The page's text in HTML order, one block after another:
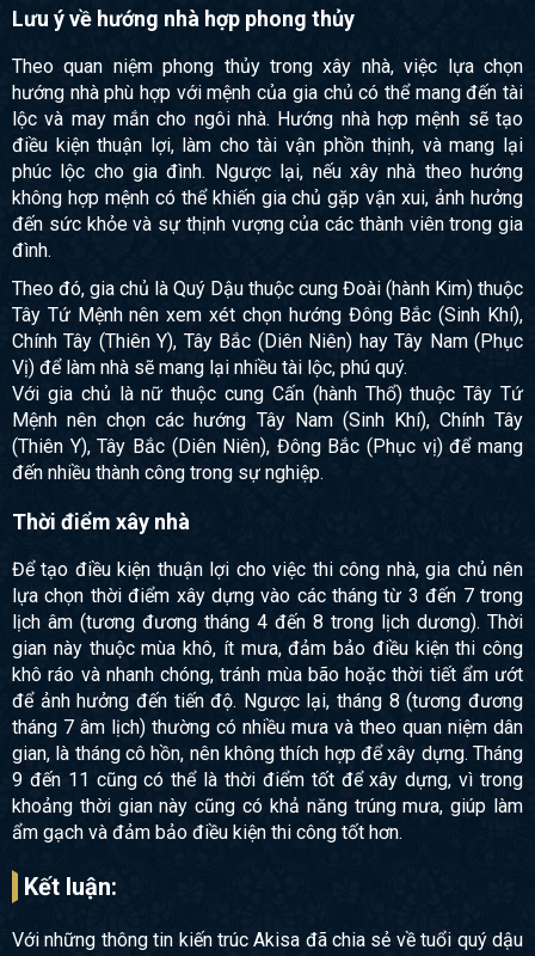
Lưu ý về hướng nhà hợp phong thủy
Theo quan niệm phong thủy trong xây nhà, việc lựa chọn
hướng nhà phù hợp với mệnh của gia chủ có thể mang đến tài
lộc và may mắn cho ngôi nhà. Hướng nhà hợp mệnh sẽ tạo
điều kiện thuận lợi, làm cho tài vận phồn thịnh, và mang lại
phúc lộc cho gia đình. Ngược lại, nếu xây nhà theo hướng
không hợp mệnh có thể khiến gia chủ gặp vận xui, ảnh hưởng
đến sức khỏe và sự thịnh vượng của các thành viên trong gia
đình.
Theo đó, gia chủ là Quý Dậu thuộc cung Đoài (hành Kim) thuộc
Tây Tứ Mệnh nên xem xét chọn hướng Đông Bắc (Sinh Khí),
Chính Tây (Thiên Y), Tây Bắc (Diên Niên) hay Tây Nam (Phục
Vị) để làm nhà sẽ mang lại nhiều tài lộc, phú quý.
Với gia chủ là nữ thuộc cung Cấn (hành Thổ) thuộc Tây Tứ
Mệnh nên chọn các hướng Tây Nam (Sinh Khí), Chính Tây
(Thiên Y), Tây Bắc (Diên Niên), Đông Bắc (Phục vị) để mang
đến nhiều thành công trong sự nghiệp.
Thời điểm xây nhà
Để tạo điều kiện thuận lợi cho việc thi công nhà, gia chủ nên
lựa chọn thời điểm xây dựng vào các tháng từ 3 đến 7 trong
lịch âm (tương đương tháng 4 đến 8 trong lịch dương). Thời
gian này thuộc mùa khô, ít mưa, đảm bảo điều kiện thi công
khô ráo và nhanh chóng, tránh mùa bão hoặc thời tiết ẩm ướt
để ảnh hưởng đến tiến độ. Ngược lại, tháng 8 (tương đương
tháng 7 âm lịch) thường có nhiều mưa và theo quan niệm dân
gian, là tháng cô hồn, nên không thích hợp để xây dựng. Tháng
9 đến 11 cũng có thể là thời điểm tốt để xây dựng, vì trong
khoảng thời gian này cũng có khả năng trúng mưa, giúp làm
ẩm gạch và đảm bảo điều kiện thi công tốt hơn.
Kết luận:
Với những thông tin kiến trúc Akisa đã chia sẻ về tuổi quý dậu